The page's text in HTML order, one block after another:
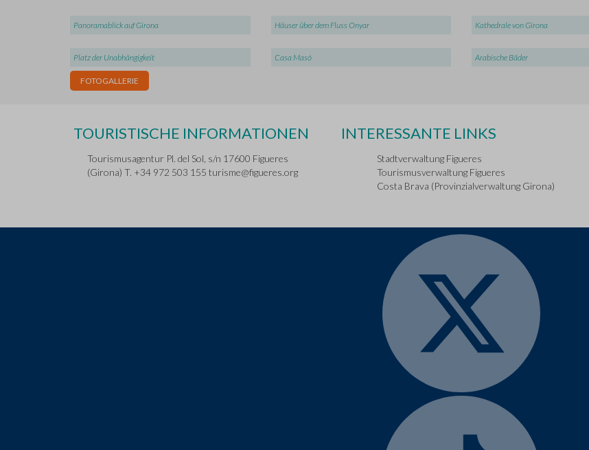
Panoramablick auf Girona Häuser über dem Fluss Onyar Kathedrale von Girona
Platz der Unabhängigkeit Casa Masó Arabische Bäder
FOTOGALLERIE
TOURISTISCHE INFORMATIONEN
Tourismusagentur Pl. del Sol, s/n 17600 Figueres
(Girona) T. +34 972 503 155 turisme@figueres.org
INTERESSANTE LINKS
Stadtverwaltung Figueres
Tourismusverwaltung Figueres
Costa Brava (Provinzialverwaltung Girona)